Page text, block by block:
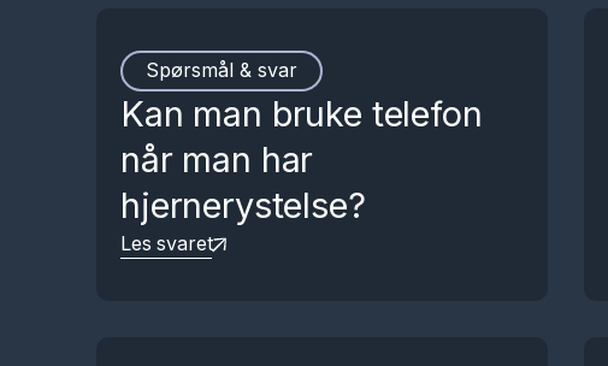
Spørsmål & svar
Kan man bruke telefon
når man har
hjernerystelse?
Les svaret